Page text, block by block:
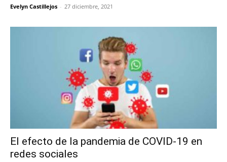
Evelyn Castillejos - 27 diciembre, 2021
El efecto de la pandemia de COVID-19 en
redes sociales